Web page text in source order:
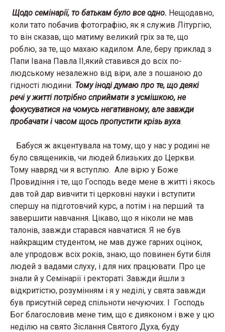
Щодо семінарії, то батькам було все одно. Нещодавно,
коли тато побачив фотографію, як я служив Літургію,
то він сказав, що матиму великий гріх за те, що
роблю, за те, що махаю кадилом. Але, беру приклад з
Папи Івана Павла ІІ,який ставився до всіх по-
людському незалежно від віри, але з пошаною до
гідності людини. Тому іноді думаю про те, що деякі
речі у житті потрібно сприймати з усмішкою, не
фокусуватися на чомусь негативному, але завжди
пробачати і часом щось пропустити крізь вуха.
Бабуся ж акцентувала на тому, що у нас у родині не
було священиків, чи людей близьких до Церкви.
Тому навряд чи я вступлю. Але вірю у Боже
Провидіння і те, що Господь веде мене в житті і якось
дав той дар вивчити ті церковні науки і вступити
спершу на підготовчий курс, а потім і на перший та
завершити навчання. Цікаво, що я ніколи не мав
талонів, завжди старався навчатися. Я не був
найкращим студентом, не мав дуже гарних оцінок,
але упродовж всіх років, знаю, що повинен бути біля
людей з вадами слуху, і для них працювати. Про це
знали й у Семінарії і ректораті. Завжди йшли з
відкритістю, розумінням і я у неділі, у свята завжди
був присутній серед спільноти нечуючих. І Господь
Бог благословив мене тим, що є дияконом і вже у цю
неділю на свято Зіслання Святого Духа, буду